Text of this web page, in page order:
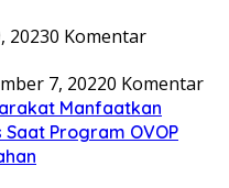
20230 Komentar
7, 20220 Komentar
Manfaatkan
Program OVOP